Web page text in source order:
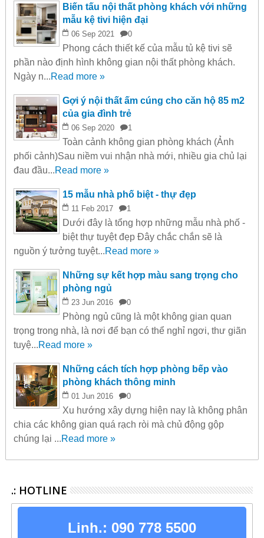
Biến tấu nội thất phòng khách với những
mẫu kệ tivi hiện đại
06 Sep 2021 0
Phong cách thiết kế của mẫu tủ kệ tivi sẽ
phần nào định hình không gian nội thất phòng khách.
Ngày n...Read more »
Gợi ý nội thất ấm cúng cho căn hộ 85 m2
của gia đình trẻ
06 Sep 2020 1
Toàn cảnh không gian phòng khách (Ảnh
phối cảnh)Sau niềm vui nhận nhà mới, nhiều gia chủ lại
đau đầu...Read more »
15 mẫu nhà phố biệt - thự đẹp
11 Feb 2017 1
Dưới đây là tổng hợp những mẫu nhà phố -
biệt thự tuyệt đẹp Đây chắc chắn sẽ là
nguồn ý tưởng tuyệt...Read more »
Những sự kết hợp màu sang trọng cho
phòng ngủ
23 Jun 2016 0
Phòng ngủ cũng là một không gian quan
trọng trong nhà, là nơi để bạn có thể nghỉ ngơi, thư giãn
tuyệ...Read more »
Những cách tích hợp phòng bếp vào
phòng khách thông minh
01 Jun 2016 0
Xu hướng xây dựng hiện nay là không phân
chia các không gian quá rạch ròi mà chủ động gộp
chúng lại ...Read more »
.: HOTLINE
Linh.: 090 778 5500